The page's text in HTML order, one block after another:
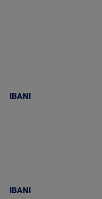
IBANI
IBANI